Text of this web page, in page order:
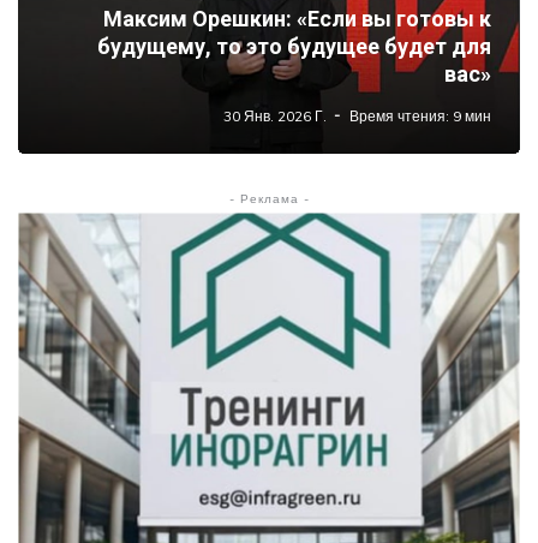
Максим Орешкин: «Если вы готовы к
будущему, то это будущее будет для
вас»
30 Янв. 2026 Г. Время чтения: 9 мин
- Реклама -